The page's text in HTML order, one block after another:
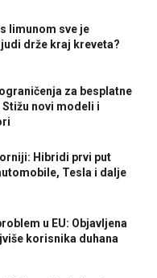
limunom sve je
drže kraj kreveta?
za besplatne
novi modeli i
Hibridi prvi put
Tesla i dalje
u EU: Objavljena
korisnika duhana